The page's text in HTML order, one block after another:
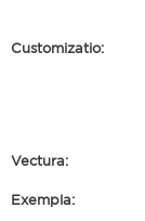
Customizatio:
Vectura:
Exempla: